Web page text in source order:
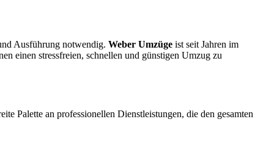
Ausführung notwendig. Weber Umzüge ist seit Jahren im
einen stressfreien, schnellen und günstigen Umzug zu
Palette an professionellen Dienstleistungen, die den gesamten